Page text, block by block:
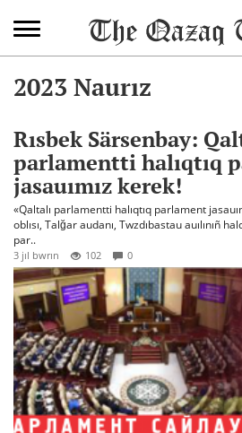
2023 Naurız
Rısbek Särsenbay:
parlamentti halıqtıq
jasauımız kerek!
«Qaltalı parlamentti halıqtıq parlament
oblısı, Talğar audanı, Twzdıbastau auılınıñ
par..
3 jıl bwrın 102 0